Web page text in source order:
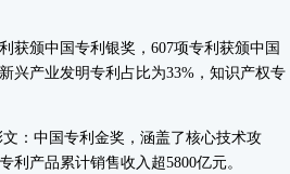
颁中国专利银奖，607项专利获颁中国
兴产业发明专利占比为33%，知识产权专
：中国专利金奖，涵盖了核心技术攻
产品累计销售收入超5800亿元。